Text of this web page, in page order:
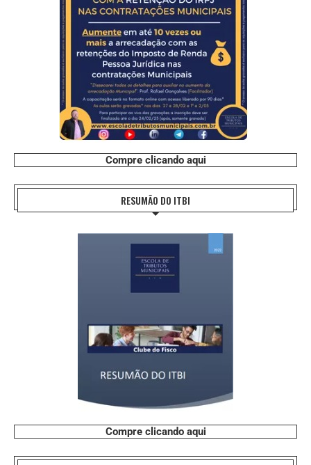
Compre clicando aqui
RESUMÃO DO ITBI
Compre clicando aqui